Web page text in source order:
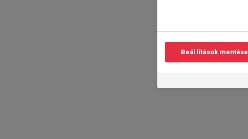
Beállítások mentése